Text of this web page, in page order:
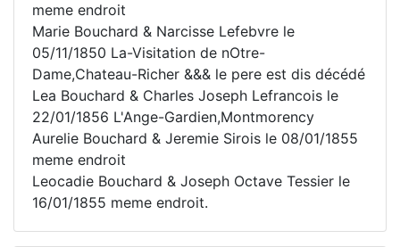
meme endroit
Marie Bouchard & Narcisse Lefebvre le
05/11/1850 La-Visitation de nOtre-
Dame,Chateau-Richer &&& le pere est dis décédé
Lea Bouchard & Charles Joseph Lefrancois le
22/01/1856 L'Ange-Gardien,Montmorency
Aurelie Bouchard & Jeremie Sirois le 08/01/1855
meme endroit
Leocadie Bouchard & Joseph Octave Tessier le
16/01/1855 meme endroit.